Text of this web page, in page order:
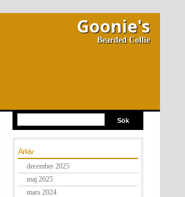
Goonie's
Bearded Collie
Arkiv
december 2025
maj 2025
mars 2024